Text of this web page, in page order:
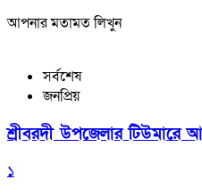
আপনার মতামত লিখুন
সর্বশেষ
জনপ্রিয়
শ্রীবরদী উপজেলার টিউমারে
১